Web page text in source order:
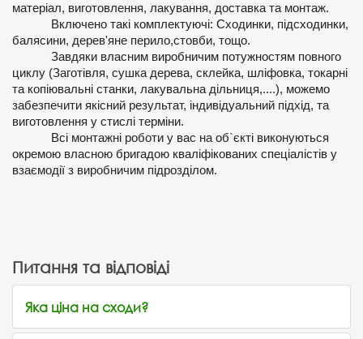
матеріал, виготовлення, лакування, доставка та монтаж.
Включено такі комплектуючі: Сходинки, підсходинки,
балясини, дерев'яне перило,стовби, тощо.
Завдяки власним виробничим потужностям повного
циклу (Заготівля, сушка дерева, склейка, шліфовка, токарні
та копіювальні станки, лакувальна дільниця,....), можемо
забезпечити якісний результат, індивідуальний підхід, та
виготовлення у стислі терміни.
Всі монтажні роботи у вас на об`єкті виконуються
окремою власною бригадою кваліфікованих спеціалістів у
взаємодії з виробничим підрозділом.
Питання та відповіді
Яка ціна на сходи?